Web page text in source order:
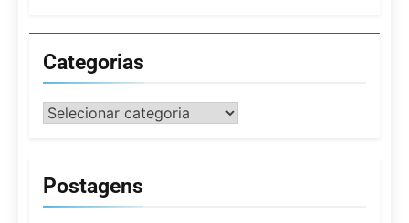
Categorias
Categorias
Postagens